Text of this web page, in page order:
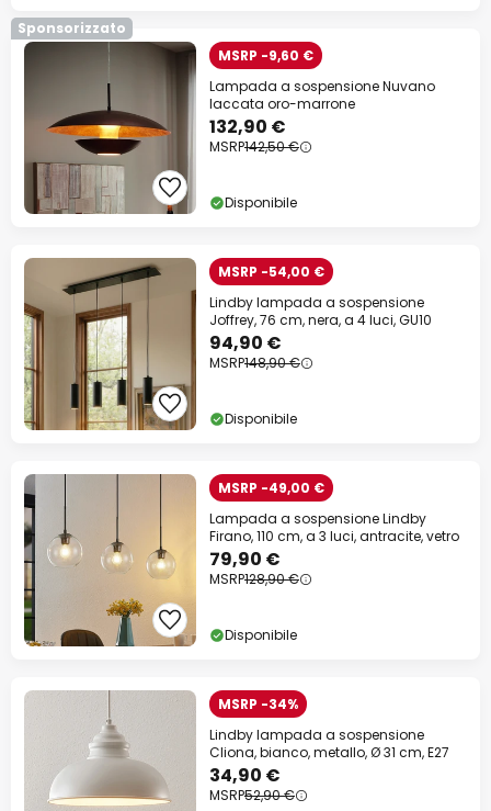
Sponsorizzato
MSRP -9,60 €
Lampada a sospensione Nuvano
laccata oro-marrone
132,90 €
MSRP142,50 €
Disponibile
MSRP -54,00 €
Lindby lampada a sospensione
Joffrey, 76 cm, nera, a 4 luci, GU10
94,90 €
MSRP148,90 €
Disponibile
MSRP -49,00 €
Lampada a sospensione Lindby
Firano, 110 cm, a 3 luci, antracite, vetro
79,90 €
MSRP128,90 €
Disponibile
MSRP -34%
Lindby lampada a sospensione
Cliona, bianco, metallo, Ø 31 cm, E27
34,90 €
MSRP52,90 €